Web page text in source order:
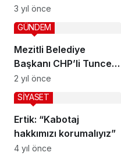
SEVGİ SELİ
3 yıl önce
Mezitli Belediye
Başkanı CHP’li Tuncer
mazbatasını alarak
göreve başladı!
GÜNDEM
2 yıl önce
Ertik: “Kabotaj
hakkımızı korumalıyız”
SİYASET
4 yıl önce